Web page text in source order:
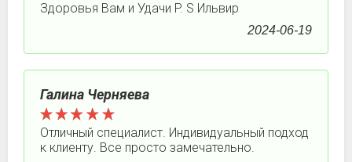
Здоровья Вам и Удачи P. S Ильвир
2024-06-19
Галина Черняева
Отличный специалист. Индивидуальный подход
к клиенту. Все просто замечательно.